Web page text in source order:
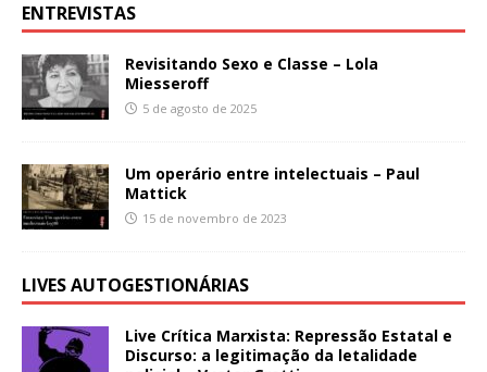
ENTREVISTAS
Revisitando Sexo e Classe – Lola
Miesseroff
5 de agosto de 2025
Um operário entre intelectuais – Paul
Mattick
15 de novembro de 2023
LIVES AUTOGESTIONÁRIAS
Live Crítica Marxista: Repressão Estatal e
Discurso: a legitimação da letalidade